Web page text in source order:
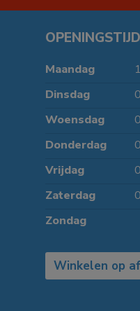
Maandag
Dinsdag
Woensdag
Donderdag
Vrijdag
Zaterdag
Zondag
Winkelen op